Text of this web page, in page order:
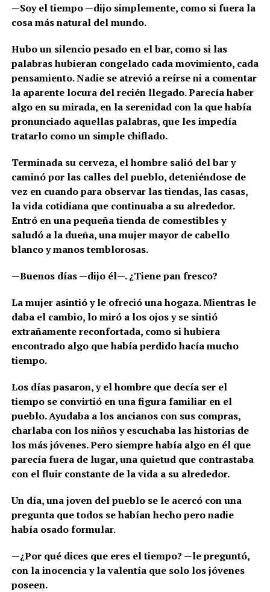
—Soy el tiempo —dijo simplemente, como si fuera la
cosa más natural del mundo.
Hubo un silencio pesado en el bar, como si las
palabras hubieran congelado cada movimiento, cada
pensamiento. Nadie se atrevió a reírse ni a comentar
la aparente locura del recién llegado. Parecía haber
algo en su mirada, en la serenidad con la que había
pronunciado aquellas palabras, que les impedía
tratarlo como un simple chiflado.
Terminada su cerveza, el hombre salió del bar y
caminó por las calles del pueblo, deteniéndose de
vez en cuando para observar las tiendas, las casas,
la vida cotidiana que continuaba a su alrededor.
Entró en una pequeña tienda de comestibles y
saludó a la dueña, una mujer mayor de cabello
blanco y manos temblorosas.
—Buenos días —dijo él—. ¿Tiene pan fresco?
La mujer asintió y le ofreció una hogaza. Mientras le
daba el cambio, lo miró a los ojos y se sintió
extrañamente reconfortada, como si hubiera
encontrado algo que había perdido hacía mucho
tiempo.
Los días pasaron, y el hombre que decía ser el
tiempo se convirtió en una figura familiar en el
pueblo. Ayudaba a los ancianos con sus compras,
charlaba con los niños y escuchaba las historias de
los más jóvenes. Pero siempre había algo en él que
parecía fuera de lugar, una quietud que contrastaba
con el fluir constante de la vida a su alrededor.
Un día, una joven del pueblo se le acercó con una
pregunta que todos se habían hecho pero nadie
había osado formular.
—¿Por qué dices que eres el tiempo? —le preguntó,
con la inocencia y la valentía que solo los jóvenes
poseen.